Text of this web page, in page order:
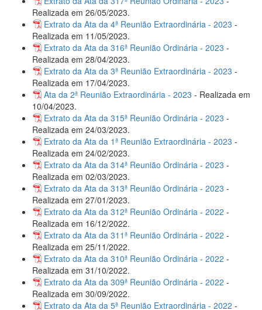
Realizada em 26/05/2023.
Extrato da Ata da 4ª Reunião Extraordinária - 2023 -
Realizada em 11/05/2023.
Extrato da Ata da 316ª Reunião Ordinária - 2023 -
Realizada em 28/04/2023.
Extrato da Ata da 3ª Reunião Extraordinária - 2023 -
Realizada em 17/04/2023.
Ata da 2ª Reunião Extraordinária - 2023 - Realizada em
10/04/2023.
Extrato da Ata da 315ª Reunião Ordinária - 2023 -
Realizada em 24/03/2023.
Extrato da Ata da 1ª Reunião Extraordinária - 2023 -
Realizada em 24/02/2023.
Extrato da Ata da 314ª Reunião Ordinária - 2023 -
Realizada em 02/03/2023.
Extrato da Ata da 313ª Reunião Ordinária - 2023 -
Realizada em 27/01/2023.
Extrato da Ata da 312ª Reunião Ordinária - 2022 -
Realizada em 16/12/2022.
Extrato da Ata da 311ª Reunião Ordinária - 2022 -
Realizada em 25/11/2022.
Extrato da Ata da 310ª Reunião Ordinária - 2022 -
Realizada em 31/10/2022.
Extrato da Ata da 309ª Reunião Ordinária - 2022 -
Realizada em 30/09/2022.
Extrato da Ata da 5ª Reunião Extraordinária - 2022 -